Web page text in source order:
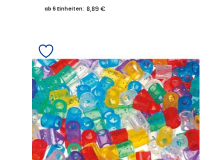
ab 6 Einheiten: 8,89 €